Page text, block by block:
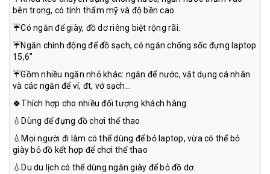
bên trong, có tính thẩm mỹ và độ bền cao.
☔️Có ngăn để giày, đồ dơ riêng biệt rộng rãi.
☔️Ngăn chính động để đồ sạch, có ngăn chống sốc đựng laptop
15,6”
☔️Gồm nhiều ngăn nhỏ khác: ngăn để nước, vật dụng cá nhân
và các ngăn để ví, đt, vớ sạch…
🍀Thích hợp cho nhiều đối tượng khách hàng:
💧Dùng để đựng đồ chơi thể thao
💧Mọi người đi làm có thể dùng để bỏ laptop, vừa có thể bỏ
giày bỏ đồ kết hợp để chơi thể thao
💧Du du lịch có thể dùng ngăn giày để bỏ đồ dơ.